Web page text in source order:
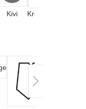
Kivi Kreemjas